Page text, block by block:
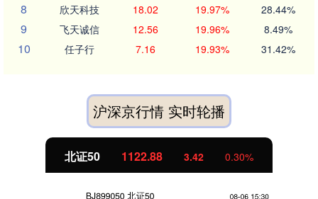
8 欣天科技 18.02 19.97% 28.44%
9 飞天诚信 12.56 19.96% 8.49%
10 任子行 7.16 19.93% 31.42%
沪深京行情 实时轮播
北证50 1122.88 3.42 0.30%